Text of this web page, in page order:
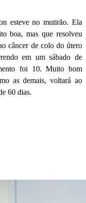
esteve no mutirão. Ela
boa, mas que resolveu
câncer de colo do útero
em um sábado de
foi 10. Muito bom
as demais, voltará ao
60 dias.